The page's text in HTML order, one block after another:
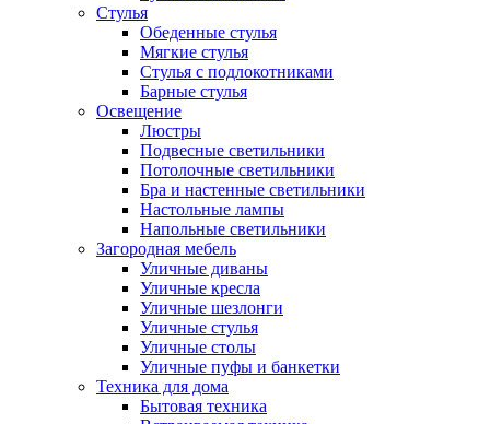
Стулья
Обеденные стулья
Мягкие стулья
Стулья с подлокотниками
Барные стулья
Освещение
Люстры
Подвесные светильники
Потолочные светильники
Бра и настенные светильники
Настольные лампы
Напольные светильники
Загородная мебель
Уличные диваны
Уличные кресла
Уличные шезлонги
Уличные стулья
Уличные столы
Уличные пуфы и банкетки
Техника для дома
Бытовая техника